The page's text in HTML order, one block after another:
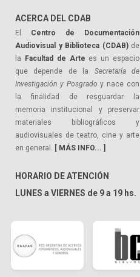
ACERCA DEL CDAB
El Centro de Documentación
Audiovisual y Biblioteca (CDAB)de
la
Facultad de Arte es un espacio
que depende de la Secretaría de
Investigación y Posgrado y nace con
la finalidad de resguardar la
memoria institucional y preservar
materiales bibliográficos y
audiovisuales de teatro, cine y arte
en general. [ MÁS INFO... ]
HORARIO DE ATENCIÓN
LUNES a VIERNES de 9 a 19 hs.